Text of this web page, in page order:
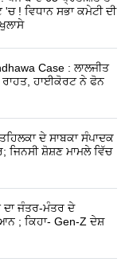
! ਵਿਧਾਨ ਸਭਾ ਕਮੇਟੀ ਦੀ
Case : ਲਾਲਜੀਤ
ਰਾਹਤ, ਹਾਈਕੋਰਟ ਨੇ ਫੋਨ
ਦੇ ਸਾਬਕਾ ਸੰਪਾਦਕ
ਜਿਨਸੀ ਸ਼ੋਸ਼ਣ ਮਾਮਲੇ ਵਿੱਚ
ਦਾ ਜੰਤਰ-ਮੰਤਰ ਦੇ
; ਕਿਹਾ- Gen-Z ਦੇਸ਼